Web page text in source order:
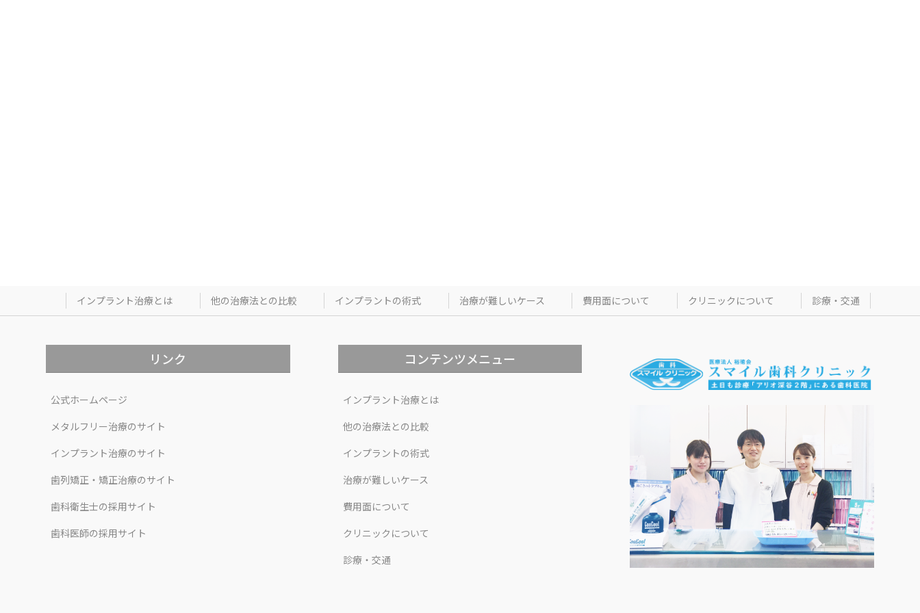
インプラント治療とは 他の治療法との比較 インプラントの術式 治療が難しいケース 費用面について クリニックについて 診療・交通
リンク
公式ホームページ
メタルフリー治療のサイト
インプラント治療のサイト
歯列矯正・矯正治療のサイト
歯科衛生士の採用サイト
歯科医師の採用サイト
コンテンツメニュー
インプラント治療とは
他の治療法との比較
インプラントの術式
治療が難しいケース
費用面について
クリニックについて
診療・交通